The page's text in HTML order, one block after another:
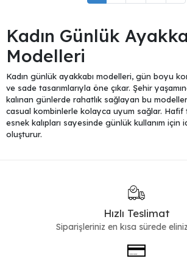
Kadın Günlük
Modelleri
Kadın günlük ayakkabı modelleri, gün boyu
ve sade tasarımlarıyla öne çıkar. Şehir
kalınan günlerde rahatlık sağlayan bu
casual kombinlerle kolayca uyum sağlar. Hafif
esnek kalıpları sayesinde günlük kullanım
oluşturur.
yapıları ve dengeli kalıplarıyla konforlu bir
sneakers
daha sade bir görünüm isteyenler içinloafer
Günlük Kombinleri
Hızlı Teslimat
Siparişleriniz en kısa sürede